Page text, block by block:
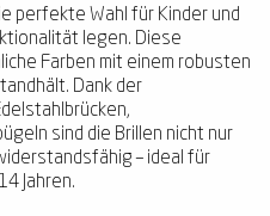
perfekte Wahl für Kinder und
legen. Diese
Farben mit einem robusten
Dank der
sind die Brillen nicht nur
– ideal für
Jahren.